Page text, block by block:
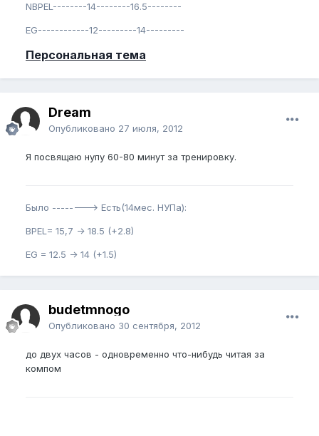
NBPEL--------14--------16.5--------
EG------------12---------14---------
Персональная тема
Dream
Опубликовано 27 июля, 2012
Я посвящаю нупу 60-80 минут за тренировку.
Было --------> Есть(14мес. НУПа):
BPEL= 15,7 -> 18.5 (+2.8)
EG = 12.5 -> 14 (+1.5)
budetmnogo
Опубликовано 30 сентября, 2012
до двух часов - одновременно что-нибудь читая за
компом